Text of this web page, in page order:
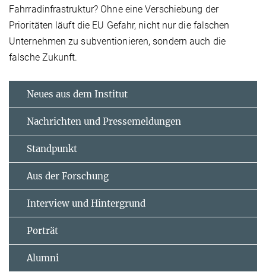
Fahrradinfrastruktur? Ohne eine Verschiebung der
Prioritäten läuft die EU Gefahr, nicht nur die falschen
Unternehmen zu subventionieren, sondern auch die
falsche Zukunft.
Neues aus dem Institut
Nachrichten und Pressemeldungen
Standpunkt
Aus der Forschung
Interview und Hintergrund
Porträt
Alumni